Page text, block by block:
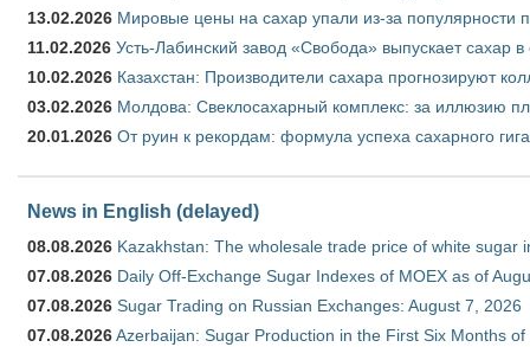
13.02.2026 Мировые цены на сахар упали из-за популярности
11.02.2026 Усть-Лабинский завод «Свобода» выпускает сахар в
10.02.2026 Казахстан: Производители сахара прогнозируют
03.02.2026 Молдова: Свеклосахарный комплекс: за иллюзию
20.01.2026 От руин к рекордам: формула успеха сахарного
News in English (delayed)
08.08.2026 Kazakhstan: The wholesale trade price of white sugar
07.08.2026 Daily Off-Exchange Sugar Indexes of MOEX as of
07.08.2026 Sugar Trading on Russian Exchanges: August 7, 2026
07.08.2026Azerbaijan: Sugar Production in the First Six Months of